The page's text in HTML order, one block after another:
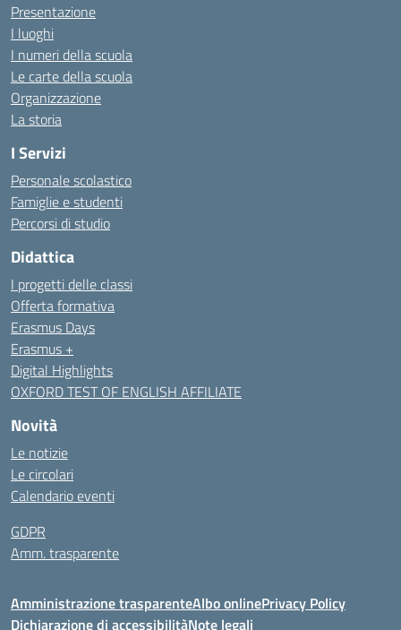
Presentazione
I luoghi
I numeri della scuola
Le carte della scuola
Organizzazione
La storia
I Servizi
Personale scolastico
Famiglie e studenti
Percorsi di studio
Didattica
I progetti delle classi
Offerta formativa
Erasmus Days
Erasmus +
Digital Highlights
OXFORD TEST OF ENGLISH AFFILIATE
Novità
Le notizie
Le circolari
Calendario eventi
GDPR
Amm. trasparente
Amministrazione trasparenteAlbo onlinePrivacy Policy
Dichiarazione di accessibilitàNote legali